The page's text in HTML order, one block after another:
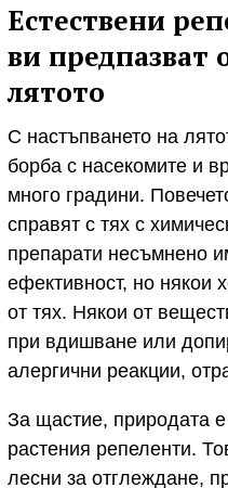
Естествени
ви предпазват
лятото
С настъпването на
борба с насекомите и
много градини.
справят с тях с
препарати несъмнено
ефективност, но някои
от тях. Някои от
при вдишване или
алергични реакции,
За щастие, природата
растения репеленти.
лесни за отглеждане,